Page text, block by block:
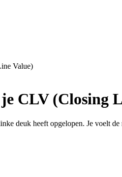
Value)
CLV (Closing
deuk heeft opgelopen. Je voelt